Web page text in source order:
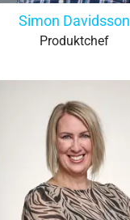
Simon Davidsson
Produktchef